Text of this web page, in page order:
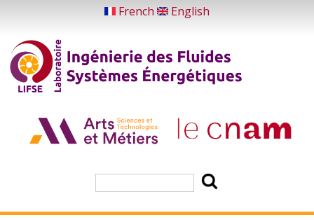
main
content
French English